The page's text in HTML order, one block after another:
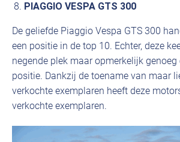
PIAGGIO VESPA GTS 300
De geliefde Piaggio Vespa GTS 300
een positie in de top 10. Echter, deze
negende plek maar opmerkelijk
positie. Dankzij de toename van maar
verkochte exemplaren heeft deze
verkochte exemplaren.